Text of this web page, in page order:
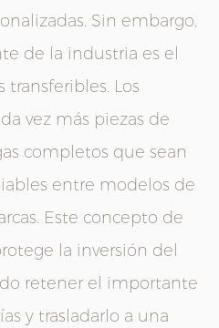
Sin embargo,
de la industria es el
Los
vez más piezas de
completos que sean
entre modelos de
Este concepto de
la inversión del
retener el importante
y trasladarlo a una